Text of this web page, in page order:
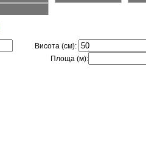
Висота (см):
Площа (м):